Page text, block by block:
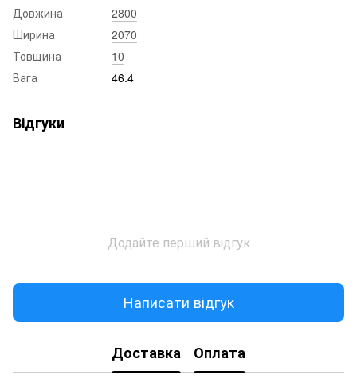
Довжина
2800
Ширина
2070
Товщина
10
Вага
46.4
Відгуки
Додайте перший відгук
Написати відгук
Доставка Оплата